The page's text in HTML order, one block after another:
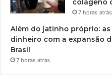
colágeno
7 horas atrás
Além do jatinho próprio:
dinheiro com a expansão
Brasil
7 horas atrás